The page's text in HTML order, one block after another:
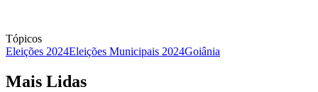
Tópicos
Eleições 2024Eleições Municipais 2024Goiânia
Mais Lidas